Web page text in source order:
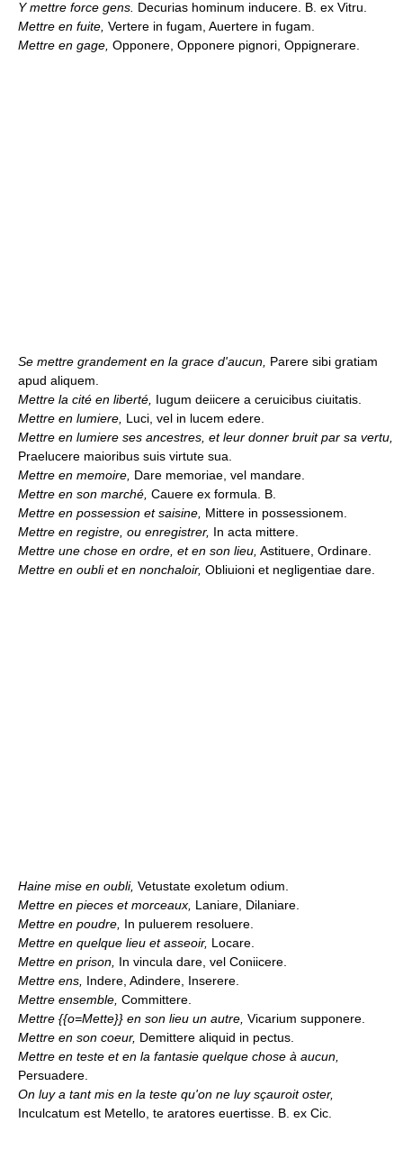
Y mettre force gens. Decurias hominum inducere. B. ex Vitru.
Mettre en fuite, Vertere in fugam, Auertere in fugam.
Mettre en gage, Opponere, Opponere pignori, Oppignerare.
Se mettre grandement en la grace d'aucun, Parere sibi gratiam
apud aliquem.
Mettre la cité en liberté, Iugum deiicere a ceruicibus ciuitatis.
Mettre en lumiere, Luci, vel in lucem edere.
Mettre en lumiere ses ancestres, et leur donner bruit par sa vertu,
Praelucere maioribus suis virtute sua.
Mettre en memoire, Dare memoriae, vel mandare.
Mettre en son marché, Cauere ex formula. B.
Mettre en possession et saisine, Mittere in possessionem.
Mettre en registre, ou enregistrer, In acta mittere.
Mettre une chose en ordre, et en son lieu, Astituere, Ordinare.
Mettre en oubli et en nonchaloir, Obliuioni et negligentiae dare.
Haine mise en oubli, Vetustate exoletum odium.
Mettre en pieces et morceaux, Laniare, Dilaniare.
Mettre en poudre, In puluerem resoluere.
Mettre en quelque lieu et asseoir, Locare.
Mettre en prison, In vincula dare, vel Coniicere.
Mettre ens, Indere, Adindere, Inserere.
Mettre ensemble, Committere.
Mettre {{o=Mette}} en son lieu un autre, Vicarium supponere.
Mettre en son coeur, Demittere aliquid in pectus.
Mettre en teste et en la fantasie quelque chose à aucun,
Persuadere.
On luy a tant mis en la teste qu'on ne luy sçauroit oster,
Inculcatum est Metello, te aratores euertisse. B. ex Cic.